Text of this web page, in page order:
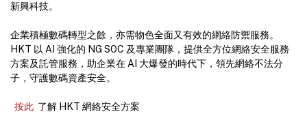
新興科技。
企業積極數碼轉型之餘，亦需物色全面又有效的網絡防禦服務。
HKT 以 AI 強化的 NG SOC 及專業團隊，提供全方位網絡安全服務
方案及託管服務，助企業在 AI 大爆發的時代下，領先網絡不法分
子，守護數碼資產安全。
按此 了解 HKT 網絡安全方案